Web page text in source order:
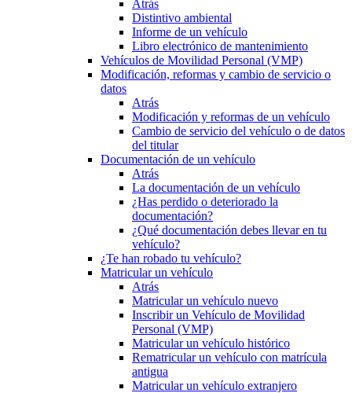
Atrás
Distintivo ambiental
Informe de un vehículo
Libro electrónico de mantenimiento
Vehículos de Movilidad Personal (VMP)
Modificación, reformas y cambio de servicio o
datos
Atrás
Modificación y reformas de un vehículo
Cambio de servicio del vehículo o de datos
del titular
Documentación de un vehículo
Atrás
La documentación de un vehículo
¿Has perdido o deteriorado la
documentación?
¿Qué documentación debes llevar en tu
vehículo?
¿Te han robado tu vehículo?
Matricular un vehículo
Atrás
Matricular un vehículo nuevo
Inscribir un Vehículo de Movilidad
Personal (VMP)
Matricular un vehículo histórico
Rematricular un vehículo con matrícula
antigua
Matricular un vehículo extranjero